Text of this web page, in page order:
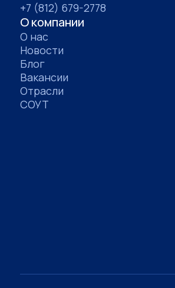
+7 (812) 679-2778
О компании
О нас
Новости
Блог
Вакансии
Отрасли
СОУТ